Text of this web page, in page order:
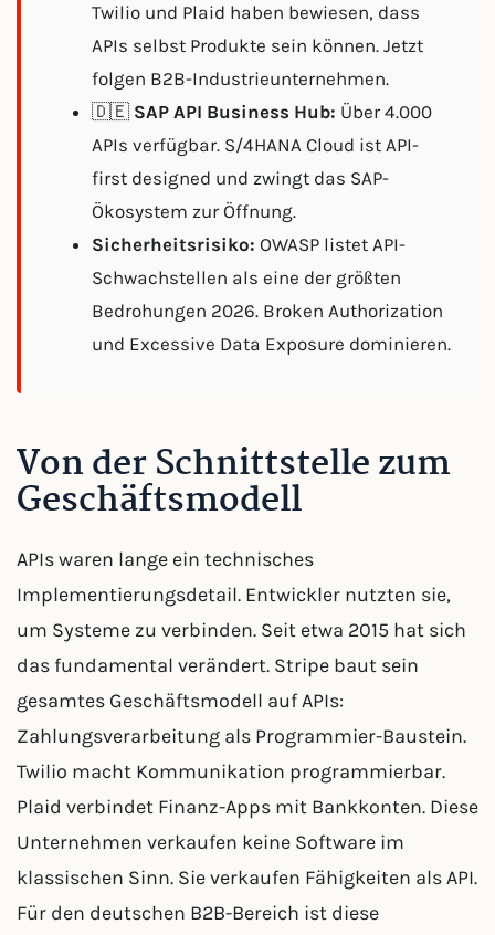
Twilio und Plaid haben bewiesen, dass
APIs selbst Produkte sein können. Jetzt
folgen B2B-Industrieunternehmen.
🇩🇪 SAP API Business Hub: Über 4.000
APIs verfügbar. S/4HANA Cloud ist API-
first designed und zwingt das SAP-
Ökosystem zur Öffnung.
Sicherheitsrisiko: OWASP listet API-
Schwachstellen als eine der größten
Bedrohungen 2026. Broken Authorization
und Excessive Data Exposure dominieren.
Von der Schnittstelle zum
Geschäftsmodell
APIs waren lange ein technisches
Implementierungsdetail. Entwickler nutzten sie,
um Systeme zu verbinden. Seit etwa 2015 hat sich
das fundamental verändert. Stripe baut sein
gesamtes Geschäftsmodell auf APIs:
Zahlungsverarbeitung als Programmier-Baustein.
Twilio macht Kommunikation programmierbar.
Plaid verbindet Finanz-Apps mit Bankkonten. Diese
Unternehmen verkaufen keine Software im
klassischen Sinn. Sie verkaufen Fähigkeiten als API.
Für den deutschen B2B-Bereich ist diese